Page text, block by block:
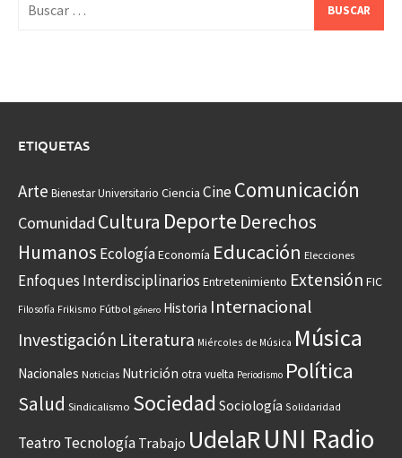
ETIQUETAS
Arte Bienestar Universitario Ciencia CineComunicación
Comunidad Cultura Deporte Derechos
Humanos EcologíaEconomía Educación Elecciones
Enfoques Interdisciplinarios Entretenimiento Extensión FIC
Filosofía Frikismo Fútbol género Historia Internacional
Investigación Literatura Miércoles de Música Música
Nacionales Noticias Nutrición otra vuelta Periodismo Política
Salud Sindicalismo Sociedad Sociología Solidaridad
Teatro Tecnología Trabajo UdelaRUNI Radio